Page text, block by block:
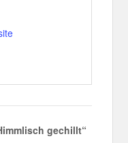
gechillt“